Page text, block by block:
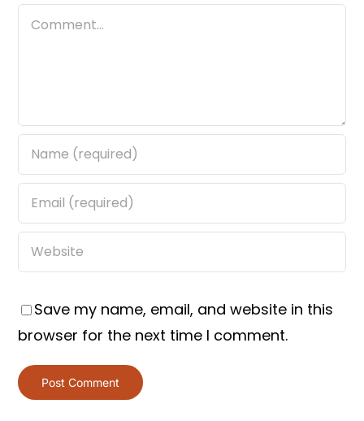
Comment
Save my name, email, and website in this
browser for the next time I comment.